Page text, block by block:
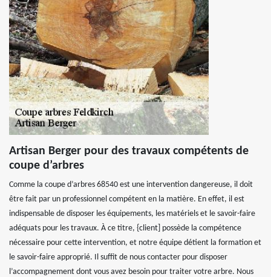
Artisan Berger pour des travaux compétents de
coupe d’arbres
Comme la coupe d’arbres 68540 est une intervention dangereuse, il doit
être fait par un professionnel compétent en la matière. En effet, il est
indispensable de disposer les équipements, les matériels et le savoir-faire
adéquats pour les travaux. À ce titre, {client] possède la compétence
nécessaire pour cette intervention, et notre équipe détient la formation et
le savoir-faire approprié. Il suffit de nous contacter pour disposer
l’accompagnement dont vous avez besoin pour traiter votre arbre. Nous